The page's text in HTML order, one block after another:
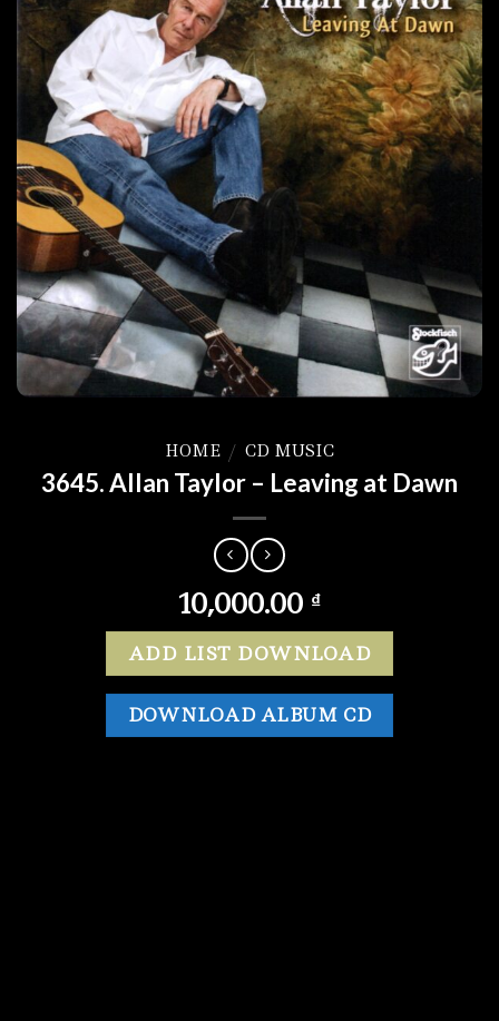
HOME / CD MUSIC
3645. Allan Taylor – Leaving at Dawn
10,000.00 ₫
ADD LIST DOWNLOAD
DOWNLOAD ALBUM CD